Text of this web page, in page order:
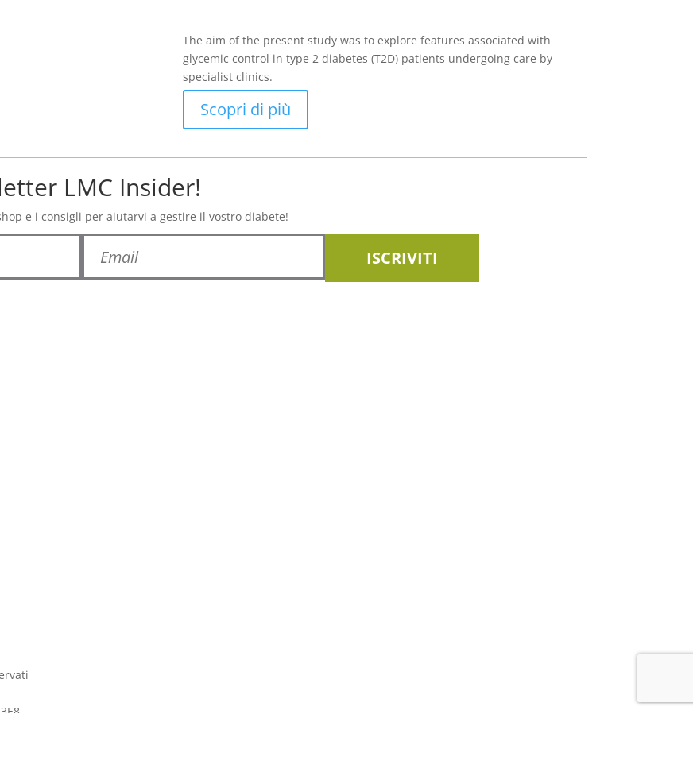
The aim of the present study was to explore features associated with
glycemic control in type 2 diabetes (T2D) patients undergoing care by
specialist clinics.
Scopri di più
LMC Insider!
e i consigli per aiutarvi a gestire il vostro diabete!
ISCRIVITI